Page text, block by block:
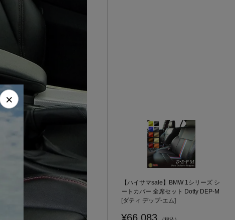
【ハイサマsale】BMW 1シリーズ シ
ートカバー 全席セット Dotty DEP-M
[ダティ デップ-エム]
¥66,083
×